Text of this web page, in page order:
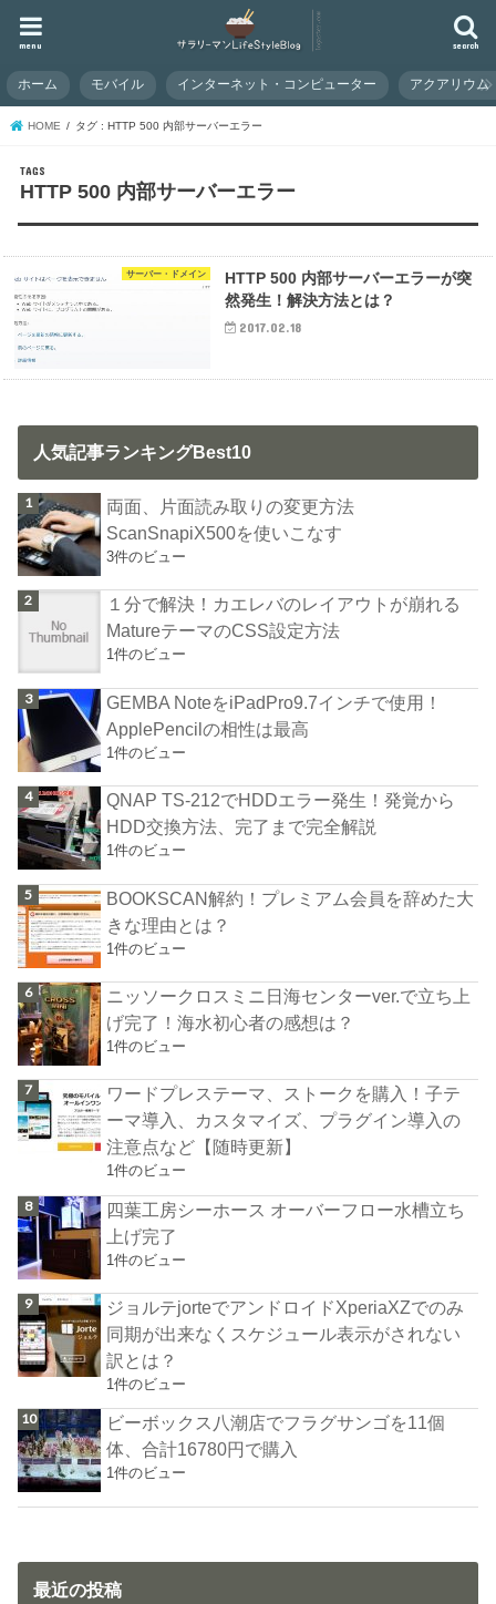
search
menu
ホーム モバイル インターネット・コンピューター アクアリウム
HOME タグ : HTTP 500 内部サーバーエラー
HTTP 500 内部サーバーエラー
サーバー・ドメイン
HTTP 500 内部サーバーエラーが突
然発生！解決方法とは？
2017.02.18
人気記事ランキングBest10
両面、片面読み取りの変更方法
ScanSnapiX500を使いこなす
3件のビュー
１分で解決！カエレバのレイアウトが崩れる
MatureテーマのCSS設定方法
1件のビュー
GEMBA NoteをiPadPro9.7インチで使用！
ApplePencilの相性は最高
1件のビュー
QNAP TS-212でHDDエラー発生！発覚から
HDD交換方法、完了まで完全解説
1件のビュー
BOOKSCAN解約！プレミアム会員を辞めた大
きな理由とは？
1件のビュー
ニッソークロスミニ日海センターver.で立ち上
げ完了！海水初心者の感想は？
1件のビュー
ワードプレステーマ、ストークを購入！子テ
ーマ導入、カスタマイズ、プラグイン導入の
注意点など【随時更新】
1件のビュー
四葉工房シーホース オーバーフロー水槽立ち
上げ完了
1件のビュー
ジョルテjorteでアンドロイドXperiaXZでのみ
同期が出来なくスケジュール表示がされない
訳とは？
1件のビュー
ビーボックス八潮店でフラグサンゴを11個
体、合計16780円で購入
1件のビュー
最近の投稿